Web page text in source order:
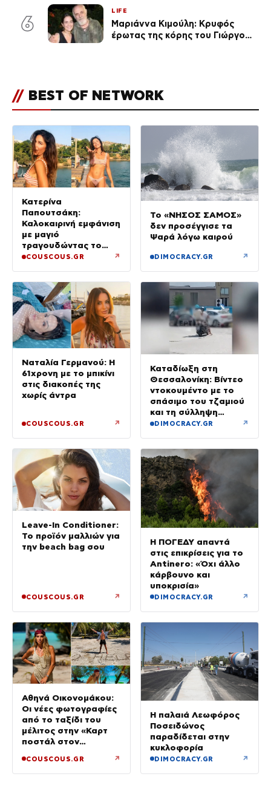
ποια είσαι σοκαρίστικα»
6
LIFE
Μαριάννα Κιμούλη: Κρυφός
έρωτας της κόρης του Γιώργου,
// BEST OF NETWORK
Κατερίνα
Παπουτσάκη:
Καλοκαιρινή εμφάνιση
με μαγιό
τραγουδώντας το
«Καλοκαιρινά
COUSCOUS.GR ↗
Το «ΝΗΣΟΣ ΣΑΜΟΣ»
δεν προσέγγισε τα
Ψαρά λόγω καιρού
DIMOCRACY.GR ↗
Ναταλία Γερμανού: Η
61χρονη με το μπικίνι
στις διακοπές της
χωρίς άντρα
COUSCOUS.GR ↗
Καταδίωξη στη
Θεσσαλονίκη: Βίντεο
ντοκουμέντο με το
σπάσιμο του τζαμιού
και τη σύλληψη
37χρονου με
DIMOCRACY.GR ↗
Leave-In Conditioner:
Το προϊόν μαλλιών για
την beach bag σου
COUSCOUS.GR ↗
Η ΠΟΓΕΔΥ απαντά
στις επικρίσεις για το
Antinero: «Όχι άλλο
κάρβουνο και
υποκρισία»
DIMOCRACY.GR ↗
Αθηνά Οικονομάκου:
Οι νέες φωτογραφίες
από το ταξίδι του
μέλιτος στην «Καρτ
ποστάλ στον
COUSCOUS.GR ↗
Η παλαιά Λεωφόρος
Ποσειδώνος
παραδίδεται στην
κυκλοφορία
DIMOCRACY.GR ↗